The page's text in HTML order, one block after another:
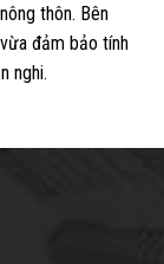
thôn. Bên
đảm bảo tính
nghi.